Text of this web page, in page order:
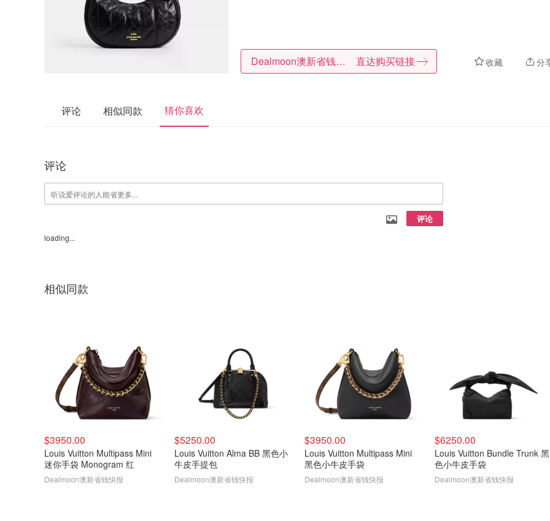
收藏 分
Dealmoon澳新省钱快报 直达购买链接
评论 相似同款 猜你喜欢
评论
评论
loading...
相似同款
$3950.00
Louis Vuitton Multipass Mini
迷你手袋 Monogram 红
Dealmoon澳新省钱快报
$5250.00
Louis Vuitton Alma BB 黑色小
牛皮手提包
Dealmoon澳新省钱快报
$3950.00
Louis Vuitton Multipass Mini
黑色小牛皮手袋
Dealmoon澳新省钱快报
$6250.00
Louis Vuitton Bundle Trunk 黑
色小牛皮手袋
Dealmoon澳新省钱快报